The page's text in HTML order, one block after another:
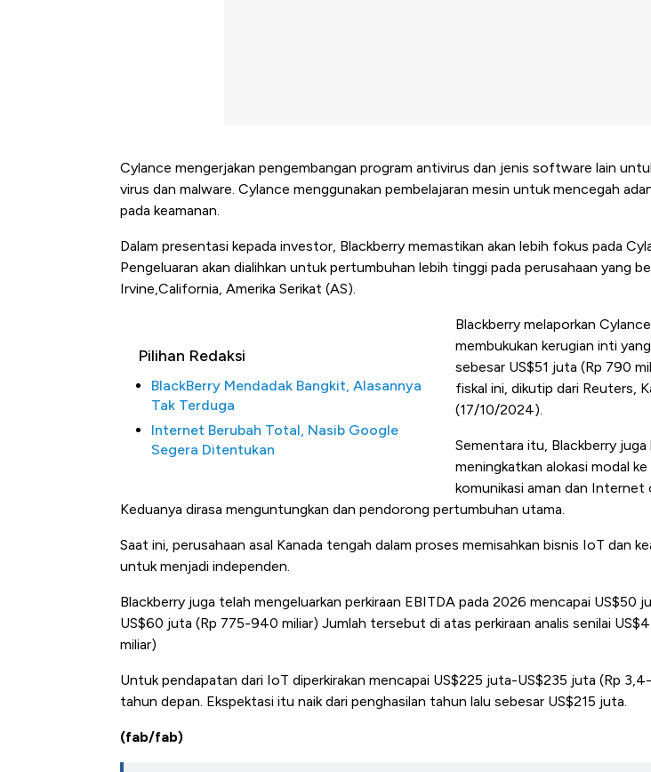
Cylance mengerjakan pengembangan program antivirus dan jenis software lain
virus dan malware. Cylance menggunakan pembelajaran mesin untuk mencegah
pada keamanan.
Dalam presentasi kepada investor, Blackberry memastikan akan lebih fokus pada
Pengeluaran akan dialihkan untuk pertumbuhan lebih tinggi pada perusahaan yang
Irvine,California, Amerika Serikat (AS).
Pilihan Redaksi
BlackBerry Mendadak Bangkit, Alasannya
Tak Terduga
Internet Berubah Total, Nasib Google
Segera Ditentukan
Blackberry melaporkan
membukukan kerugian inti
sebesar US$51 juta (Rp 790
fiskal ini, dikutip dari Reuters,
(17/10/2024).
Sementara itu, Blackberry juga
meningkatkan alokasi modal ke
komunikasi aman dan
Keduanya dirasa menguntungkan dan pendorong pertumbuhan utama.
Saat ini, perusahaan asal Kanada tengah dalam proses memisahkan bisnis IoT dan
untuk menjadi independen.
Blackberry juga telah mengeluarkan perkiraan EBITDA pada 2026 mencapai US$50
US$60 juta (Rp 775-940 miliar) Jumlah tersebut di atas perkiraan analis senilai
miliar)
Untuk pendapatan dari IoT diperkirakan mencapai US$225 juta-US$235 juta (Rp
tahun depan. Ekspektasi itu naik dari penghasilan tahun lalu sebesar US$215 juta.
(fab/fab)
Harga Batu Bara Bangkit, Ada Kabar
Harga Emas Jatuh Usai